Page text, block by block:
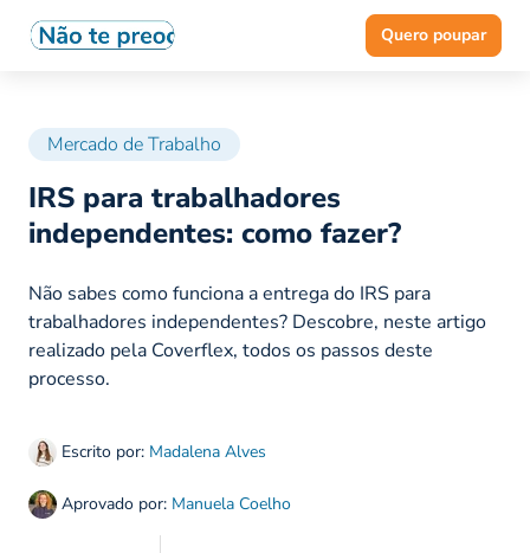
Quero poupar
Mercado de Trabalho
IRS para trabalhadores
independentes: como fazer?
Escrito por: Madalena Alves
Aprovado por: Manuela Coelho
Não sabes como funciona a entrega do IRS para
trabalhadores independentes? Descobre, neste artigo
realizado pela Coverflex, todos os passos deste
processo.